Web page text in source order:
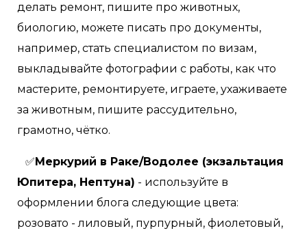
делать ремонт, пишите про животных,
биологию, можете писать про документы,
например, стать специалистом по визам,
выкладывайте фотографии с работы, как что
мастерите, ремонтируете, играете, ухаживаете
за животным, пишите рассудительно,
грамотно, чётко.
✅Меркурий в Раке/Водолее (экзальтация
Юпитера, Нептуна) - используйте в
оформлении блога следующие цвета:
розовато - лиловый, пурпурный, фиолетовый,